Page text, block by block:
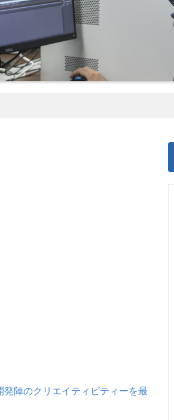
陣のクリエイティビティーを最